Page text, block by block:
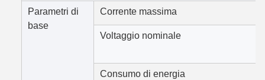
Parametri di
base
Corrente massima
Voltaggio nominale
Consumo di energia